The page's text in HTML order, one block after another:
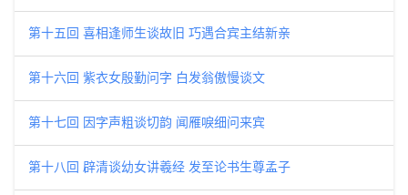
第十五回 喜相逢师生谈故旧 巧遇合宾主结新亲
第十六回 紫衣女殷勤问字 白发翁傲慢谈文
第十七回 因字声粗谈切韵 闻雁唳细问来宾
第十八回 辟清谈幼女讲羲经 发至论书生尊孟子